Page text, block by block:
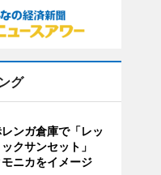
グ
ンガ倉庫で「レッ
ックサンセット」
ニカをイメージ